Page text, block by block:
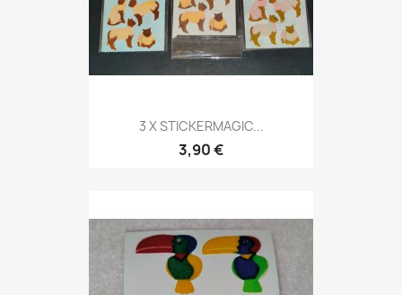
3 X STICKERMAGIC...
3,90 €